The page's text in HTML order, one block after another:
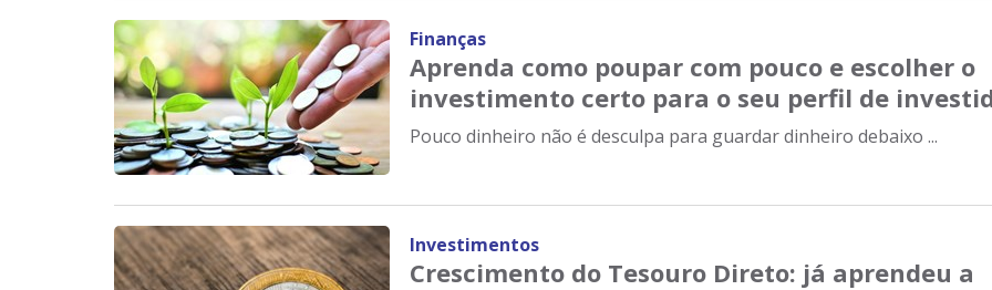
Finanças
Aprenda como poupar com pouco e escolher o
investimento certo para o seu perfil de
Pouco dinheiro não é desculpa para guardar dinheiro debaixo ...
Investimentos
Crescimento do Tesouro Direto: já aprendeu a